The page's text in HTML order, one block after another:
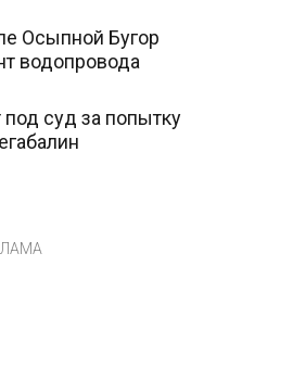
Осыпной Бугор
водопровода
суд за попытку